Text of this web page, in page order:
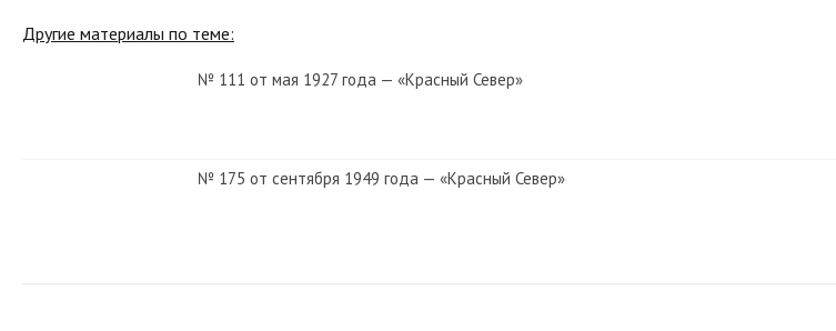
Другие материалы по теме:
№ 111 от мая 1927 года — «Красный Север»
№ 175 от сентября 1949 года — «Красный Север»